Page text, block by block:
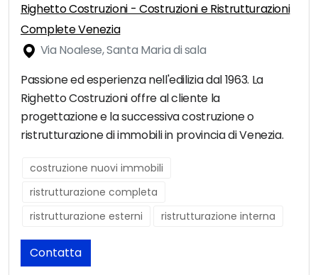
Righetto Costruzioni - Costruzioni e Ristrutturazioni
Complete Venezia
Via Noalese, Santa Maria di sala
Passione ed esperienza nell'edilizia dal 1963. La
Righetto Costruzioni offre al cliente la
progettazione e la successiva costruzione o
ristrutturazione di immobili in provincia di Venezia.
costruzione nuovi immobili
ristrutturazione completa
ristrutturazione esterni
ristrutturazione interna
Contatta